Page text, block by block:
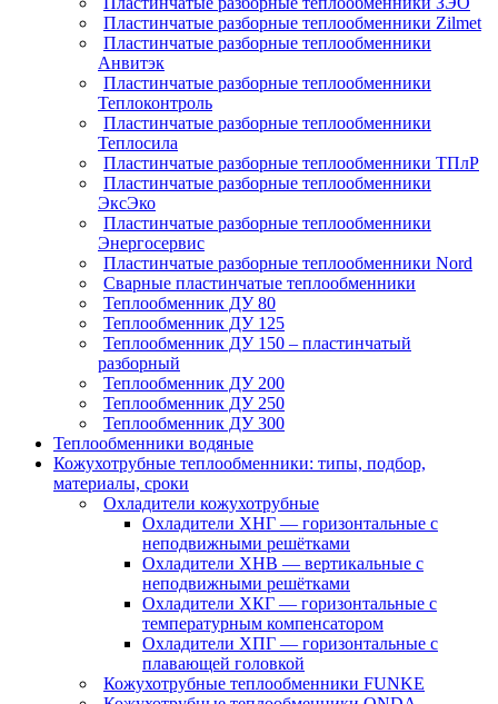
Пластинчатые разборные теплообменники Zilmet
Пластинчатые разборные теплообменники
Анвитэк
Пластинчатые разборные теплообменники
Теплоконтроль
Пластинчатые разборные теплообменники
Теплосила
Пластинчатые разборные теплообменники ТПлР
Пластинчатые разборные теплообменники
ЭксЭко
Пластинчатые разборные теплообменники
Энергосервис
Пластинчатые разборные теплообменники Nord
Сварные пластинчатые теплообменники
Теплообменник ДУ 80
Теплообменник ДУ 125
Теплообменник ДУ 150 – пластинчатый
разборный
Теплообменник ДУ 200
Теплообменник ДУ 250
Теплообменник ДУ 300
Теплообменники водяные
Кожухотрубные теплообменники: типы, подбор,
материалы, сроки
Охладители кожухотрубные
Охладители ХНГ — горизонтальные с
неподвижными решётками
Охладители ХНВ — вертикальные с
неподвижными решётками
Охладители ХКГ — горизонтальные с
температурным компенсатором
Охладители ХПГ — горизонтальные с
плавающей головкой
Кожухотрубные теплообменники FUNKE